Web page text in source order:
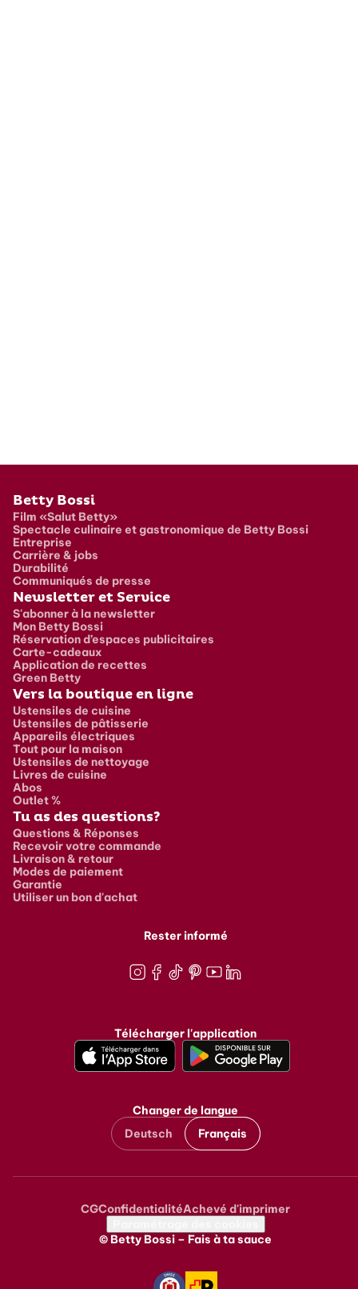
Pied de page
Betty Bossi
Film «Salut Betty»
Spectacle culinaire et gastronomique de Betty Bossi
Entreprise
Carrière & jobs
Durabilité
Communiqués de presse
Newsletter et Service
S'abonner à la newsletter
Mon Betty Bossi
Réservation d’espaces publicitaires
Carte-cadeaux
Application de recettes
Green Betty
Vers la boutique en ligne
Ustensiles de cuisine
Ustensiles de pâtisserie
Appareils électriques
Tout pour la maison
Ustensiles de nettoyage
Livres de cuisine
Abos
Outlet %
Tu as des questions?
Questions & Réponses
Recevoir votre commande
Livraison & retour
Modes de paiement
Garantie
Utiliser un bon d'achat
Rester informé
Télécharger l'application
Changer de langue
Deutsch
Français
Metanavigation
CGConfidentialitéAchevé d'imprimer
© Betty Bossi – Fais à ta sauce